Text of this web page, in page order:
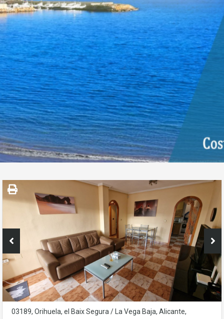
03189, Orihuela, el Baix Segura / La Vega Baja, Alicante,